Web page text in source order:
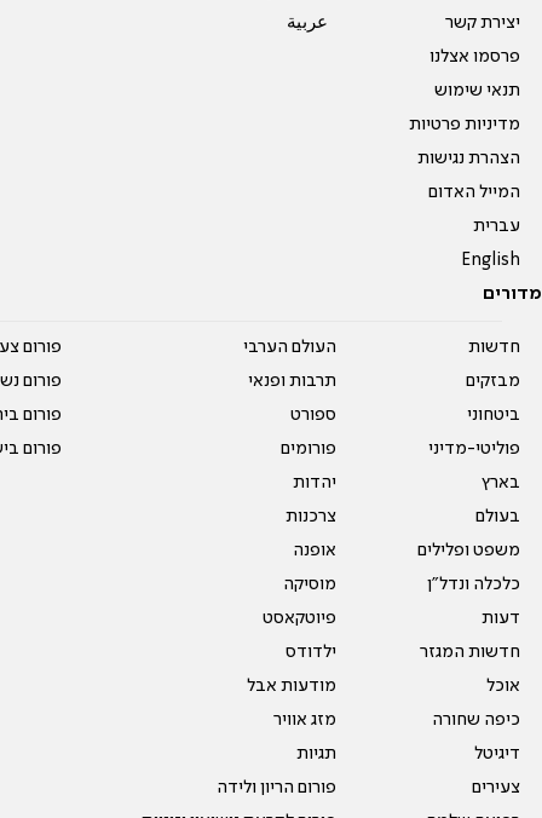
יצירת קשר
פרסמו אצלנו
תנאי שימוש
מדיניות פרטיות
הצהרת נגישות
המייל האדום
עברית
English
عربية
מדורים
חדשות
מבזקים
ביטחוני
פוליטי-מדיני
בארץ
בעולם
משפט ופלילים
כלכלה ונדל"ן
דעות
חדשות המגזר
אוכל
כיפה שחורה
דיגיטל
צעירים
העולם הערבי
תרבות ופנאי
ספורט
פורומים
יהדות
צרכנות
אופנה
מוסיקה
פיוטקאסט
ילדודס
מודעות אבל
מזג אוויר
תגיות
פורום הריון ולידה
פורום
פורום
פורום
פורום